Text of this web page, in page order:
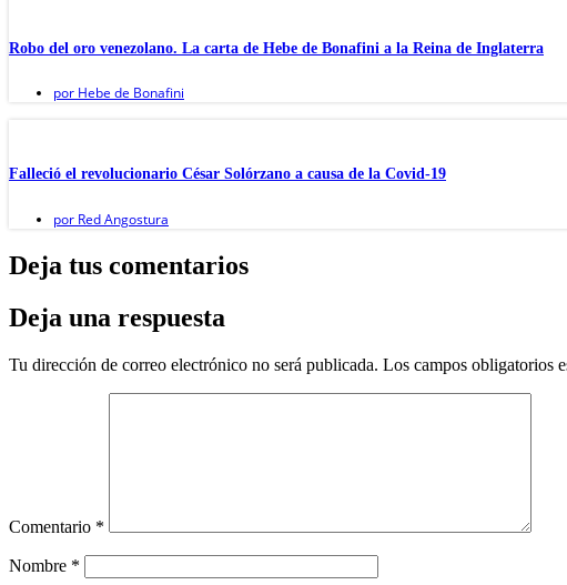
Robo del oro venezolano. La carta de Hebe de Bonafini a la Reina de Inglaterra
por Hebe de Bonafini
Falleció el revolucionario César Solórzano a causa de la Covid-19
por Red Angostura
Deja tus comentarios
Deja una respuesta
Tu dirección de correo electrónico no será publicada. Los campos obligatorios
Comentario *
Nombre *